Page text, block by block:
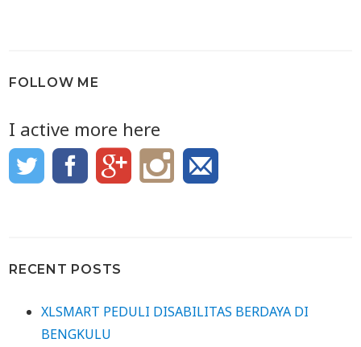
FOLLOW ME
I active more here
RECENT POSTS
XLSMART PEDULI DISABILITAS BERDAYA DI
BENGKULU